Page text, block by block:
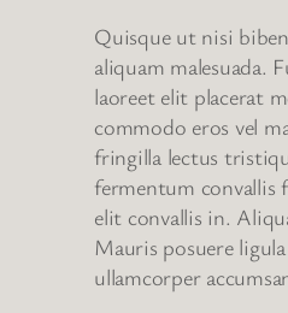
Quisque ut nisi
aliquam malesuada.
laoreet elit placerat
commodo eros vel
fringilla lectus
fermentum convallis
elit convallis in.
Mauris posuere
ullamcorper